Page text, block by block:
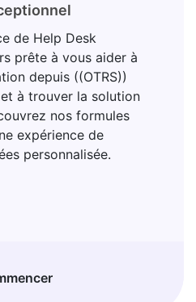
de Help Desk
prête à vous aider à
depuis ((OTRS))
à trouver la solution
nos formules
expérience de
personnalisée.